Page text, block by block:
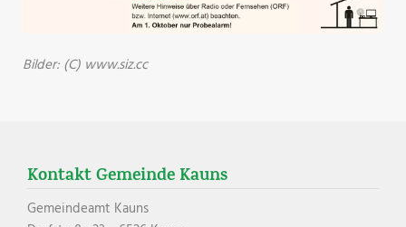
Bilder: (C) www.siz.cc
Kontakt Gemeinde Kauns
Gemeindeamt Kauns